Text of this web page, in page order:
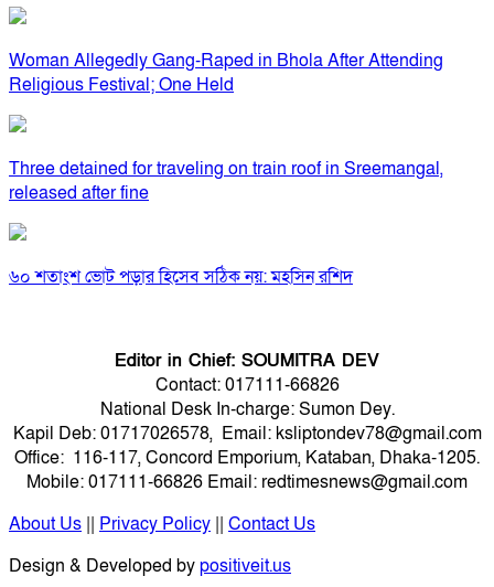
Woman Allegedly Gang-Raped in Bhola After Attending
Religious Festival; One Held
Three detained for traveling on train roof in Sreemangal,
released after fine
৬০ শতাংশ ভোট পড়ার হিসেব সঠিক নয়: মহসিন রশিদ
Editor in Chief: SOUMITRA DEV
Contact: 017111-66826
National Desk In-charge: Sumon Dey.
Kapil Deb: 01717026578, Email: ksliptondev78@gmail.com
Office: 116-117, Concord Emporium, Kataban, Dhaka-1205.
Mobile: 017111-66826 Email: redtimesnews@gmail.com
About Us || Privacy Policy || Contact Us
Design & Developed bypositiveit.us